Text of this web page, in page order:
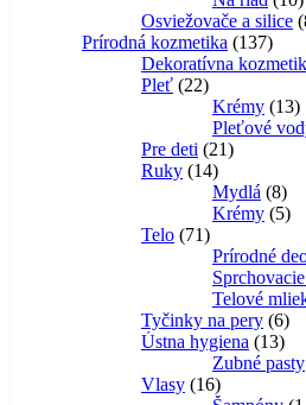
Osviežovače a silice
Prírodná kozmetika 137137
Dekoratívna
Pleť 2222
produktov
Krémy 1313
Pleťové
Pre deti 2121
Ruky 1414
produktov
Mydlá 88
Krémy 55
Telo 7171
produktov
Prírodné
Telové
Tyčinky na pery 66
Ústna hygiena 1313
Zubné pasty
Vlasy 1616